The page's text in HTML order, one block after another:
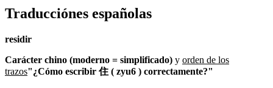
Traducciónes españolas
residir
Carácter chino (moderno = simplificado) y orden de los
trazos"¿Cómo escribir 住 ( zyu6 ) correctamente?"